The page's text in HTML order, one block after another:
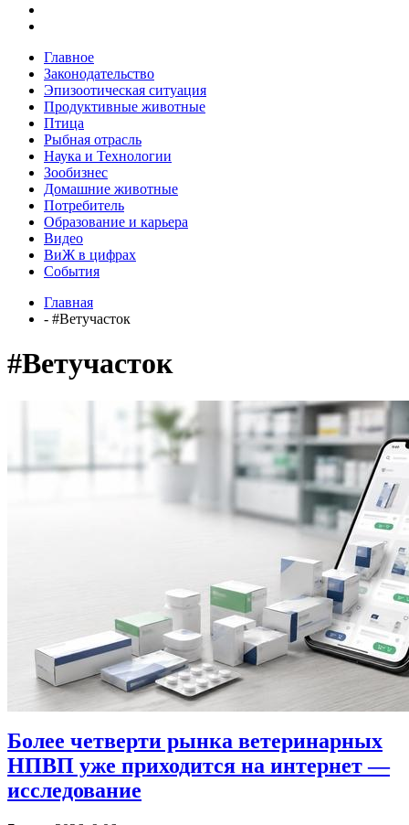
Главное
Законодательство
Эпизоотическая ситуация
Продуктивные животные
Птица
Рыбная отрасль
Наука и Технологии
Зообизнес
Домашние животные
Потребитель
Образование и карьера
Видео
ВиЖ в цифрах
События
Главная
- #Ветучасток
#Ветучасток
Более четверти рынка ветеринарных
НПВП уже приходится на интернет —
исследование